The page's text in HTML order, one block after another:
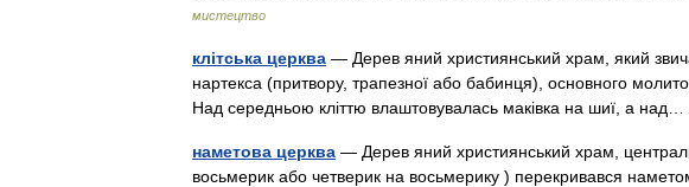
мистецтво
клітська церква — Дерев яний християнський храм, який
нартекса (притвору, трапезної або бабинця), основного
Над середньою кліттю влаштовувалась маківка на шиї, а
наметова церква — Дерев яний християнський храм,
восьмерик або четверик на восьмерику ) перекривався